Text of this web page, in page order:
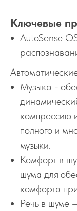
Ключевые
AutoSense
Музыка -
компрессию
полного и
музыки.
Комфорт в
шума для
комфорта
Речь в шуме